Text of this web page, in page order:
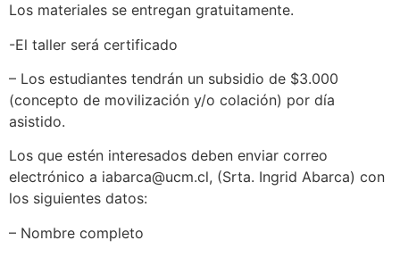
Los materiales se entregan gratuitamente.
-El taller será certificado
– Los estudiantes tendrán un subsidio de $3.000
(concepto de movilización y/o colación) por día
asistido.
Los que estén interesados deben enviar correo
electrónico a iabarca@ucm.cl, (Srta. Ingrid Abarca) con
los siguientes datos:
– Nombre completo